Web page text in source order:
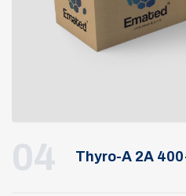
04 Thyro-A 2A